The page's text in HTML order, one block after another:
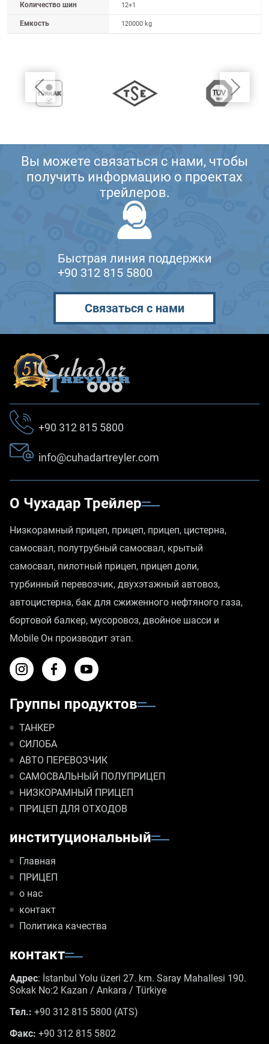
Количество шин 12+1
Емкость 120000 kg
Вы можете связаться с нами, чтобы
получить информацию о проектах
трейлеров.
Быстрая линия поддержки
+90 312 815 5800
Связаться с нами
+90 312 815 5800
info@cuhadartreyler.com
О Чухадар Трейлер
Низкорамный прицеп, прицеп, прицеп, цистерна,
самосвал, полутрубный самосвал, крытый
самосвал, пилотный прицеп, прицеп доли,
турбинный перевозчик, двухэтажный автовоз,
автоцистерна, бак для сжиженного нефтяного газа,
бортовой балкер, мусоровоз, двойное шасси и
Mobile Он производит этап.
Группы продуктов
ТАНКЕР
СИЛОБА
АВТО ПЕРЕВОЗЧИК
САМОСВАЛЬНЫЙ ПОЛУПРИЦЕП
НИЗКОРАМНЫЙ ПРИЦЕП
ПРИЦЕП ДЛЯ ОТХОДОВ
институциональный
Главная
ПРИЦЕП
о нас
контакт
Политика качества
контакт
Адрес: İstanbul Yolu üzeri 27. km. Saray Mahallesi 190.
Sokak No:2 Kazan / Ankara / Türkiye
Тел.: +90 312 815 5800 (ATS)
Факс: +90 312 815 5802